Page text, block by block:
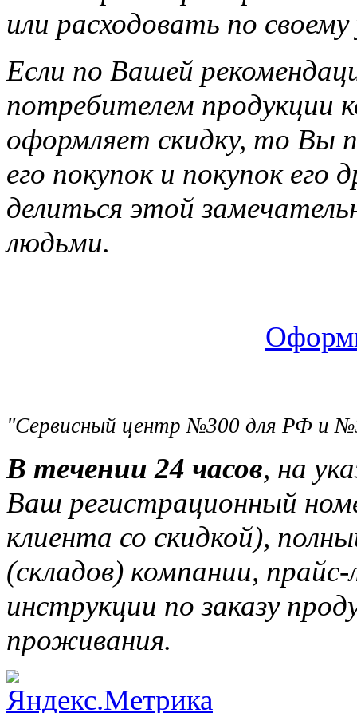
или расходовать по
Если по Вашей
потребителем продукции
оформляет скидку, то Вы
его покупок и покупок
делиться этой
людьми.
"Сервисный центр №300 для РФ и
В течении 24 часов, на
Ваш регистрационный
клиента со скидкой),
(складов) компании,
инструкции по заказу
проживания.